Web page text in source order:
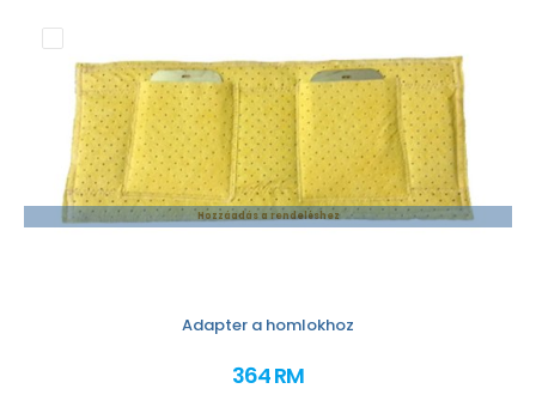
Hozzáadás a rendeléshez
Adapter a homlokhoz
364 RM